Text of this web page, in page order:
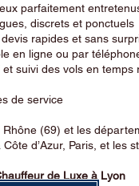
parfaitement
discrets et ponctuels
rapides et sans
en ligne ou par
suivi des vols en temps
de service
(69) et les
d’Azur, Paris, et les
de Luxe à Lyon